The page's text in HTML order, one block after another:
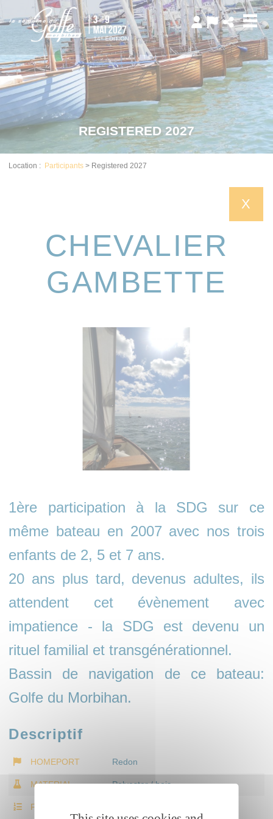
REGISTERED 2027
Location : Participants > Registered 2027
X
CHEVALIER
GAMBETTE
1ère participation à la SDG sur ce
même bateau en 2007 avec nos trois
enfants de 2, 5 et 7 ans.
20 ans plus tard, devenus adultes, ils
attendent cet évènement avec
impatience - la SDG est devenu un
rituel familial et transgénérationnel.
Bassin de navigation de ce bateau:
Golfe du Morbihan.
Descriptif
HOMEPORT Redon
MATERIAL Polyester / bois
FLOTILLA
Cookies management panel